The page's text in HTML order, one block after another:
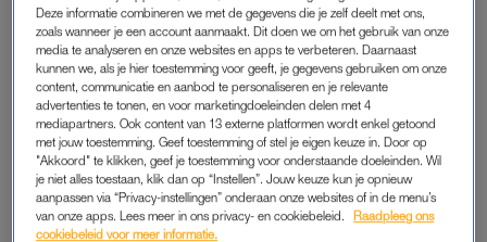
naar het oude normaal. We zijn gewend geraakt om niet meer
te knuffelen en schudden minder snel onze handen. Het duurt
nog even voordat we daar overheen komen.”
‘FINANCIËLE NEKSLAG’
En nu door naar de voorspellingen, want die zijn er volop.
Sommige voorspellingen zijn niet leuk om te vertellen,
waarschuwt Woolthuis vooraf. “Je hoeft er niet paranormaal
Deze informatie combineren we met de gegevens die je zelf deelt met ons,
zoals wanneer je een account aanmaakt. Dit doen we om het gebruik van onze
media te analyseren en onze websites en apps te verbeteren. Daarnaast
kunnen we, als je hier toestemming voor geeft, je gegevens gebruiken om onze
content, communicatie en aanbod te personaliseren en je relevante
advertenties te tonen, en voor marketingdoeleinden delen met 4
mediapartners. Ook content van 13 externe platformen wordt enkel getoond
met jouw toestemming. Geef toestemming of stel je eigen keuze in. Door op
"Akkoord" te klikken, geef je toestemming voor onderstaande doeleinden. Wil
je niet alles toestaan, klik dan op “Instellen”. Jouw keuze kun je opnieuw
aanpassen via “Privacy-instellingen” onderaan onze websites of in de menu’s
van onze apps. Lees meer in ons privacy- en cookiebeleid.
Raadpleeg ons
cookiebeleid voor meer informatie.